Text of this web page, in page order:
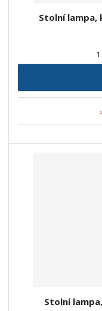
Stolní lampa,
Stolní